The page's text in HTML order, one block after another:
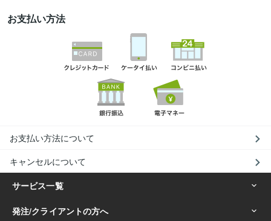
お支払い方法
お支払い方法について
キャンセルについて